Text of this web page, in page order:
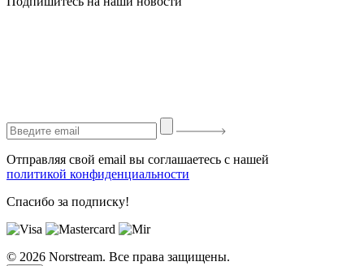
Отправляя свой email вы соглашаетесь с нашей
политикой конфиденциальности
Спасибо за подписку!
© 2026 Norstream. Все права защищены.